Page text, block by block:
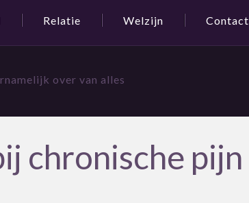
Relatie Welzijn Contact
over van alles
chronische pijn